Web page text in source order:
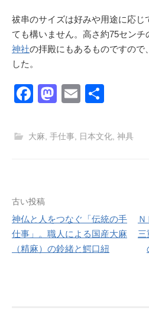
祓串のサイズは好みや用途に応じ
ても構いません。高さ約75センチ
神社の拝殿にもあるものですので
した。
F
c
o
k
M
st
E
ail
大麻, 手仕事, 日本文化, 神具
投
稿
ナ
古い投稿
神仏と人をつなぐ「伝統の手
仕事」。職人による国産大麻
（精麻）の鈴緒と鰐口紐
三